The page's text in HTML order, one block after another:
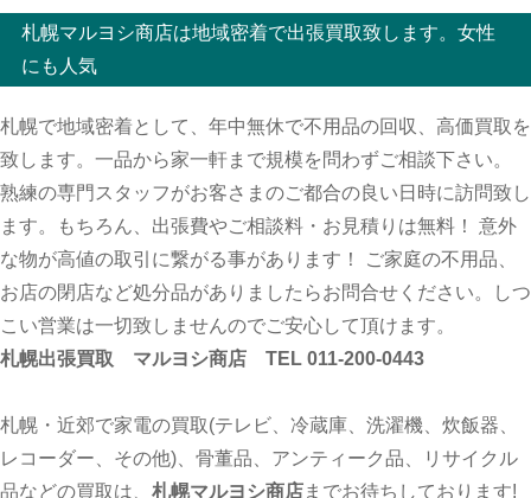
札幌マルヨシ商店は地域密着で出張買取致します。女性
にも人気
札幌で地域密着として、年中無休で不用品の回収、高価買取を
致します。一品から家一軒まで規模を問わずご相談下さい。
熟練の専門スタッフがお客さまのご都合の良い日時に訪問致し
ます。もちろん、出張費やご相談料・お見積りは無料！ 意外
な物が高値の取引に繋がる事があります！ ご家庭の不用品、
お店の閉店など処分品がありましたらお問合せください。しつ
こい営業は一切致しませんのでご安心して頂けます。
札幌出張買取 マルヨシ商店 TEL 011-200-0443
札幌・近郊で家電の買取(テレビ、冷蔵庫、洗濯機、炊飯器、
レコーダー、その他)、骨董品、アンティーク品、リサイクル
品などの買取は、 札幌マルヨシ商店までお待ちしております!